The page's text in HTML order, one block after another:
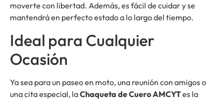
moverte con libertad. Además, es fácil de cuidar y se
mantendrá en perfecto estado a lo largo del tiempo.
Ideal para Cualquier
Ocasión
Ya sea para un paseo en moto, una reunión con amigos o
una cita especial, laChaqueta de Cuero AMCYTes la